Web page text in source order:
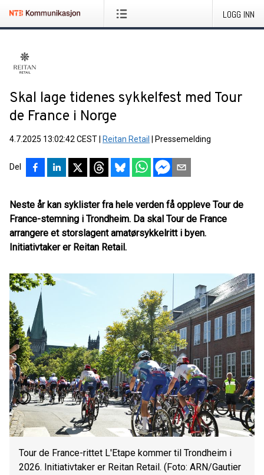
LOGG INN
Skal lage tidenes sykkelfest med Tour
de France i Norge
4.7.2025 13:02:42 CEST Reitan Retail Pressemelding
Del
Neste år kan syklister fra hele verden få oppleve Tour de
France-stemning i Trondheim. Da skal Tour de France
arrangere et storslagent amatørsykkelritt i byen.
Initiativtaker er Reitan Retail.
Tour de France-rittet L'Etape kommer til Trondheim i
2026. Initiativtaker er Reitan Retail. (Foto: ARN/Gautier